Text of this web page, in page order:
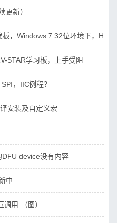
更新）
板，Windows 7 32位环境下，
STAR学习板，上手受阻
，IIC例程？
安装及自定义宏
device没有内容
中......
用 （图）